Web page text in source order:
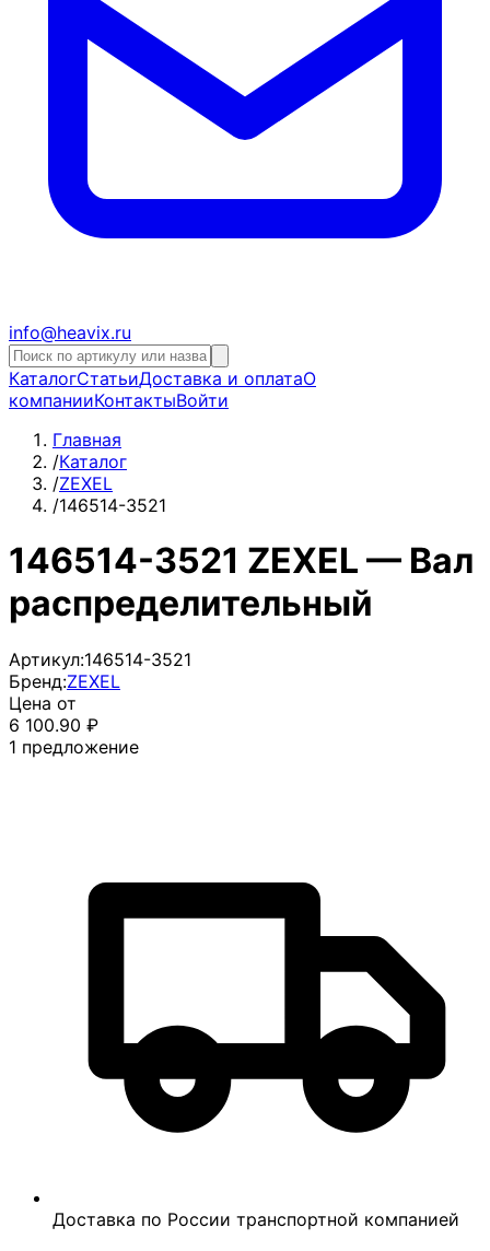
info@heavix.ru
КаталогСтатьиДоставка и оплатаО
компанииКонтактыВойти
Главная
/Каталог
/ZEXEL
/146514-3521
146514-3521 ZEXEL — Вал
распределительный
Артикул:146514-3521
Бренд:ZEXEL
Цена от
6 100.90 ₽
1 предложение
Доставка по России транспортной компанией